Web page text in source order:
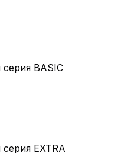
BASIC
EXTRA